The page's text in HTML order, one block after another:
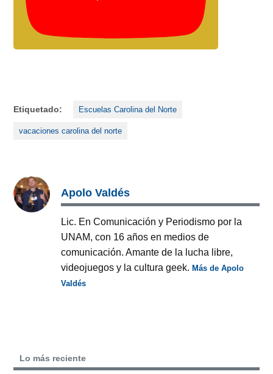
Etiquetado: Escuelas Carolina del Norte
vacaciones carolina del norte
Apolo Valdés
Lic. En Comunicación y Periodismo por la
UNAM, con 16 años en medios de
comunicación. Amante de la lucha libre,
videojuegos y la cultura geek.Más de Apolo
Valdés
Lo más reciente